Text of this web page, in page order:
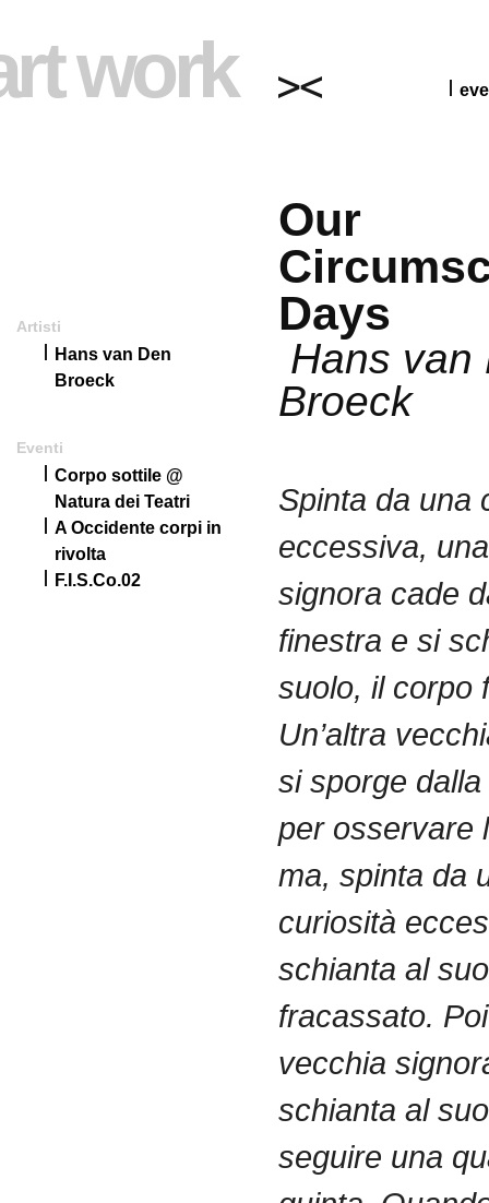
work
Artisti
Hans van Den
Broeck
Eventi
Corpo sottile @
Natura dei Teatri
A Occidente corpi in
rivolta
F.I.S.Co.02
Our
Days
Hans van
Broeck
Spinta da una
eccessiva, una
signora cade
finestra e si
suolo, il corpo
Un’altra
si sporge dalla
per osservare
ma, spinta da
curiosità
schianta al
fracassato.
vecchia
schianta al
seguire una